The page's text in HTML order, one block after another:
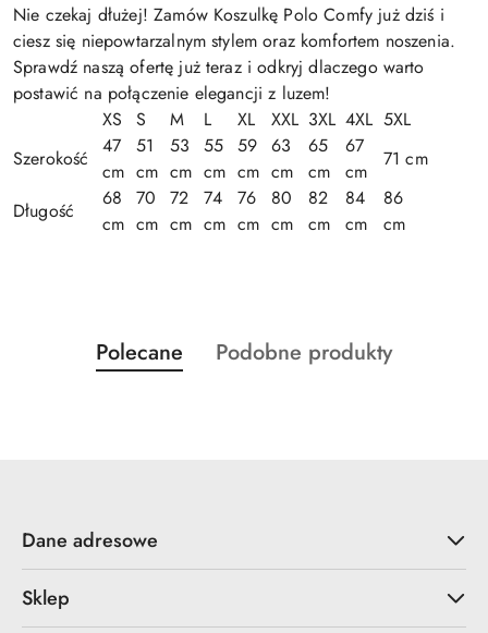
Nie czekaj dłużej! Zamów Koszulkę Polo Comfy już dziś i
ciesz się niepowtarzalnym stylem oraz komfortem noszenia.
Sprawdź naszą ofertę już teraz i odkryj dlaczego warto
postawić na połączenie elegancji z luzem!
XS
S M L XL XXL 3XL 4XL 5XL
Szerokość
47
cm
51
cm
53
cm
55
cm
59
cm
63
cm
65
cm
67
cm
71 cm
Długość
68
cm
70
cm
72
cm
74
cm
76
cm
80
cm
82
cm
84
cm
86
cm
Pomiń karuzelę produktów
Produkty
o
Polecane
Produkty
Podobne produkty
Dane adresowe
Sklep